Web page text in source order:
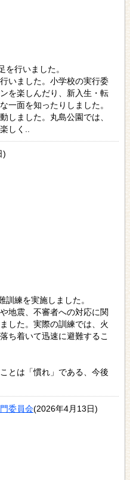
行いました。
いました。小学校の実行委
を楽しんだり、新入生・転
一面を知ったりしました。
しました。丸島公園では、
しく..
)
練を実施しました。
地震、不審者への対応に関
した。実際の訓練では、火
ち着いて迅速に避難するこ
とは「慣れ」である、今後
委員会(2026年4月13日)